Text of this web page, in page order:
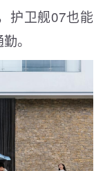
护卫舰07也能
。